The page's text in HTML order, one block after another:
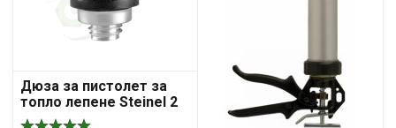
Дюза за пистолет за
топло лепене Steinel 2
мм, Gluematic 3002/5000